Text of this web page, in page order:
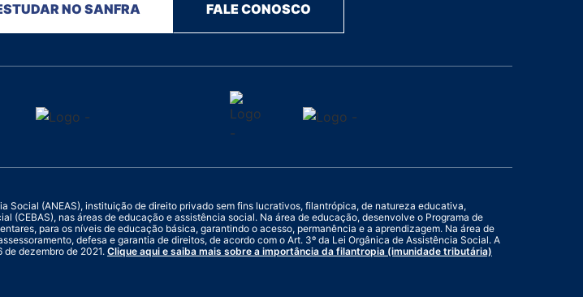
NO SANFRA FALE CONOSCO
Social (ANEAS), instituição de direito privado sem fins lucrativos, filantrópica, de natureza educativa,
nas áreas de educação e assistência social. Na área de educação, desenvolve o Programa de
para os níveis de educação básica, garantindo o acesso, permanência e a aprendizagem. Na área de
defesa e garantia de direitos, de acordo com o Art. 3º da Lei Orgânica de Assistência Social. A
de dezembro de 2021. Clique aqui e saiba mais sobre a importância da filantropia (imunidade tributária)